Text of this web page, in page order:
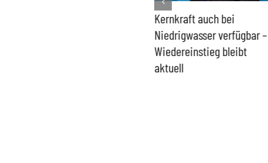
Kernkraft auch bei
Niedrigwasser verfügbar –
Wiedereinstieg bleibt
aktuell